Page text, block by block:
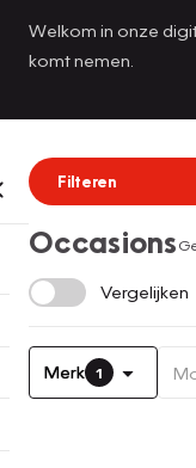
Welkom in onze
komt nemen.
Filteren
Occasions
Vergelijken
Merk 1